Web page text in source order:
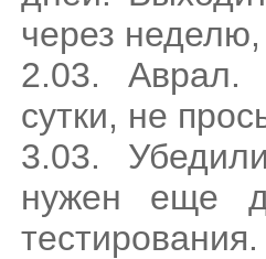
через
2.03. Аврал.
сутки, не
3.03.
нужен еще